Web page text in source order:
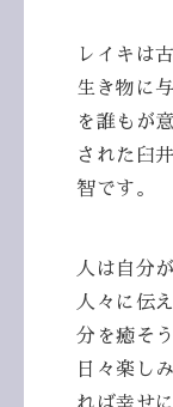
レイキは
生き物に
を誰もが
された臼
智です。
人は自分
人々に伝
分を癒そ
日々楽し